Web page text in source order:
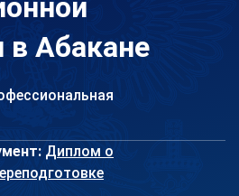
в Абакане
Диплом о